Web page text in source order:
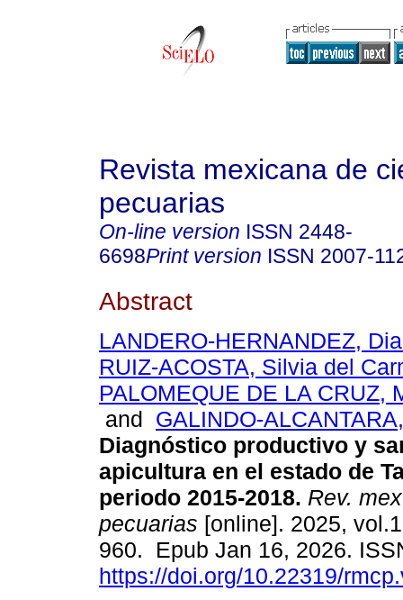
Revista mexicana de
pecuarias
On-line version ISSN 2448-
6698Print version ISSN 2007-
Abstract
LANDERO-HERNANDEZ,
RUIZ-ACOSTA, Silvia del
PALOMEQUE DE LA CRUZ,
and GALINDO-
Diagnóstico productivo y
apicultura en el estado de
periodo 2015-2018. Rev.
pecuarias [online]. 2025,
960. Epub Jan 16, 2026.
https://doi.org/10.22319/